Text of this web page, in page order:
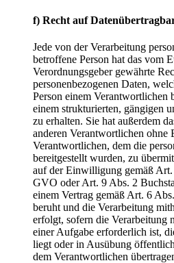
f) Recht auf
Jede von der Verarbeitung
betroffene Person hat das vom
Verordnungsgeber gewährte
personenbezogenen Daten,
Person einem Verantwortlichen
einem strukturierten, gängigen
zu erhalten. Sie hat außerdem
anderen Verantwortlichen ohne
Verantwortlichen, dem die
bereitgestellt wurden, zu
auf der Einwilligung gemäß
GVO oder Art. 9 Abs. 2
einem Vertrag gemäß Art. 6
beruht und die Verarbeitung
erfolgt, sofern die Verarbeitung
einer Aufgabe erforderlich ist,
liegt oder in Ausübung
dem Verantwortlichen